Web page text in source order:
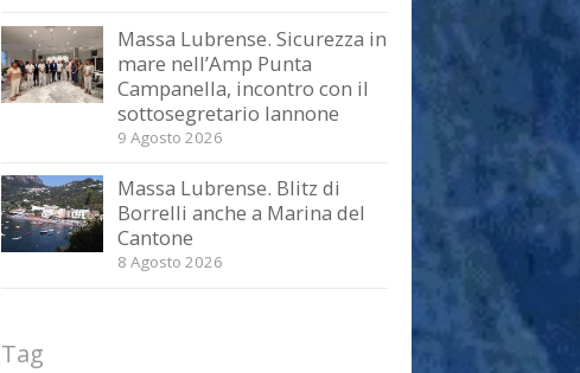
Massa Lubrense. Sicurezza in
mare nell’Amp Punta
Campanella, incontro con il
sottosegretario Iannone
9 Agosto 2026
Massa Lubrense. Blitz di
Borrelli anche a Marina del
Cantone
8 Agosto 2026
Tag